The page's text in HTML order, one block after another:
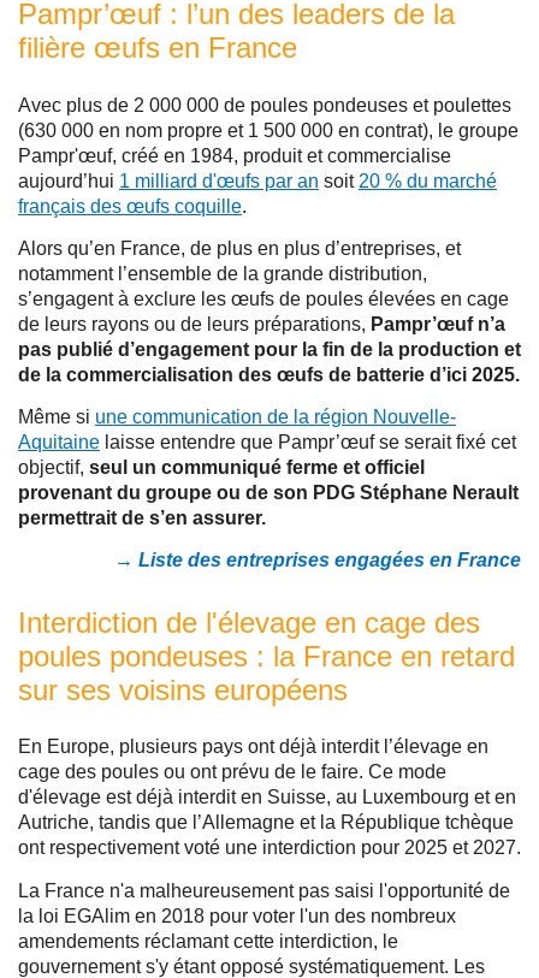
Pampr’œuf : l’un des leaders de la
filière œufs en France
Avec plus de 2 000 000 de poules pondeuses et poulettes
(630 000 en nom propre et 1 500 000 en contrat), le groupe
Pampr'œuf, créé en 1984, produit et commercialise
aujourd’hui 1 milliard d'œufs par an soit 20 % du marché
français des œufs coquille.
Alors qu’en France, de plus en plus d’entreprises, et
notamment l’ensemble de la grande distribution,
s’engagent à exclure les œufs de poules élevées en cage
de leurs rayons ou de leurs préparations, Pampr’œuf n’a
pas publié d’engagement pour la fin de la production et
de la commercialisation des œufs de batterie d’ici 2025.
Même si une communication de la région Nouvelle-
Aquitaine laisse entendre que Pampr’œuf se serait fixé cet
objectif, seul un communiqué ferme et officiel
provenant du groupe ou de son PDG Stéphane Nerault
permettrait de s’en assurer.
→ Liste des entreprises engagées en France
Interdiction de l'élevage en cage des
poules pondeuses : la France en retard
sur ses voisins européens
En Europe, plusieurs pays ont déjà interdit l’élevage en
cage des poules ou ont prévu de le faire. Ce mode
d'élevage est déjà interdit en Suisse, au Luxembourg et en
Autriche, tandis que l’Allemagne et la République tchèque
ont respectivement voté une interdiction pour 2025 et 2027.
La France n'a malheureusement pas saisi l'opportunité de
la loi EGAlim en 2018 pour voter l'un des nombreux
amendements réclamant cette interdiction, le
gouvernement s'y étant opposé systématiquement. Les